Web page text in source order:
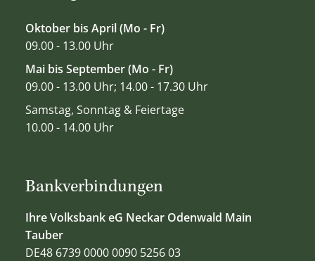
Bankverbindungen
Ihre Volksbank eG Neckar Odenwald Main
Tauber
DE48 6739 0000 0090 5256 03
Oktober bis April (Mo - Fr)
09.00 - 13.00 Uhr
Mai bis September (Mo - Fr)
09.00 - 13.00 Uhr; 14.00 - 17.30 Uhr
Samstag, Sonntag & Feiertage
10.00 - 14.00 Uhr